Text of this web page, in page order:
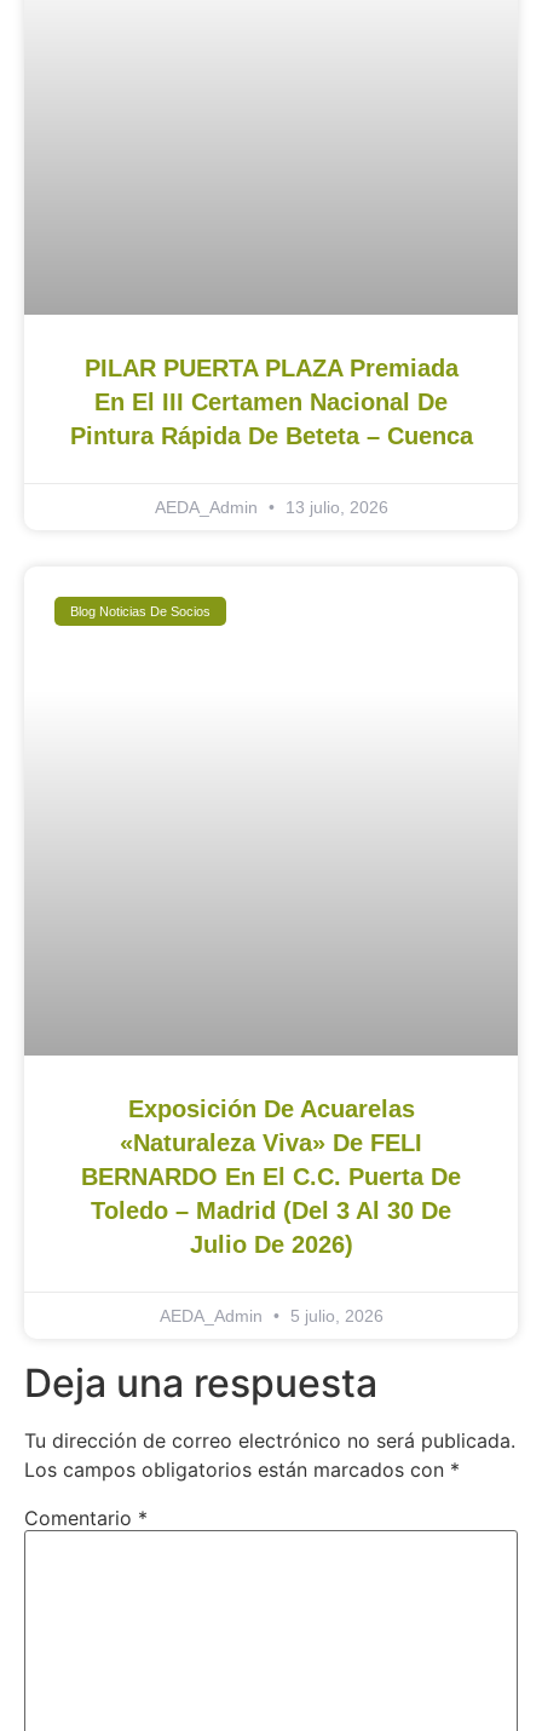
PILAR PUERTA PLAZA Premiada
En El III Certamen Nacional De
Pintura Rápida De Beteta – Cuenca
AEDA_Admin 13 julio, 2026
Blog Noticias De Socios
Exposición De Acuarelas
«Naturaleza Viva» De FELI
BERNARDO En El C.C. Puerta De
Toledo – Madrid (del 3 Al 30 De
Julio De 2026)
AEDA_Admin 5 julio, 2026
Deja una respuesta
Tu dirección de correo electrónico no será publicada.
Los campos obligatorios están marcados con *
Comentario *